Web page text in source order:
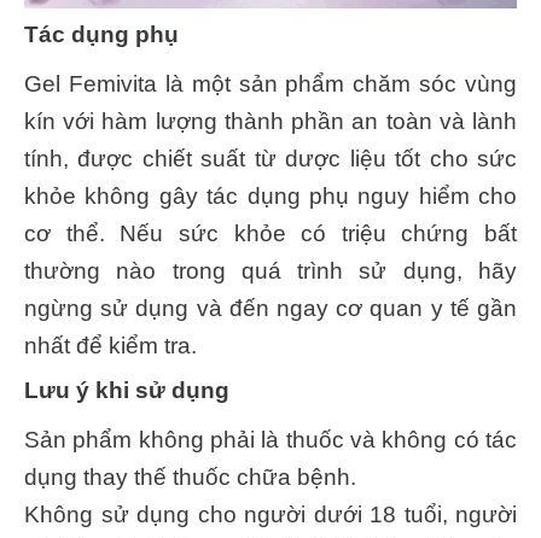
Tác dụng phụ
Gel Femivita là một sản phẩm chăm sóc vùng
kín với hàm lượng thành phần an toàn và lành
tính, được chiết suất từ dược liệu tốt cho sức
khỏe không gây tác dụng phụ nguy hiểm cho
cơ thể. Nếu sức khỏe có triệu chứng bất
thường nào trong quá trình sử dụng, hãy
ngừng sử dụng và đến ngay cơ quan y tế gần
nhất để kiểm tra.
Lưu ý khi sử dụng
Sản phẩm không phải là thuốc và không có tác
dụng thay thế thuốc chữa bệnh.
Không sử dụng cho người dưới 18 tuổi, người